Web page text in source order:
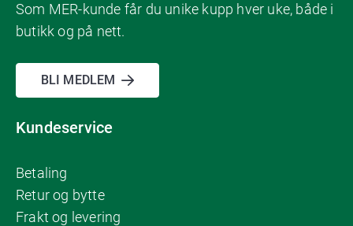
Som MER-kunde får du unike kupp hver uke, både i
butikk og på nett.
BLI MEDLEM
Kundeservice
Betaling
Retur og bytte
Frakt og levering